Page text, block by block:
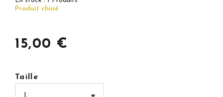
Produit chiné
15,00 €
Taille